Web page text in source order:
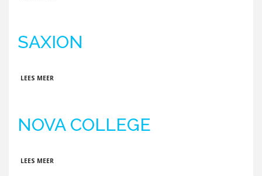
SAXION
LEES MEER
NOVA COLLEGE
LEES MEER